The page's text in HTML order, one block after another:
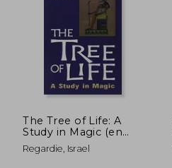
Rápido
The Tree of Life: A
Study in Magic (en
Inglés)
Regardie, Israel